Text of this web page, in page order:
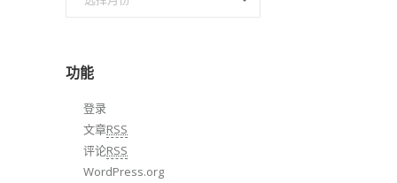
功能
登录
文章RSS
评论RSS
WordPress.org